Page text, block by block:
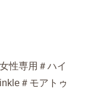
性専用＃ハイ
＃モアトゥ